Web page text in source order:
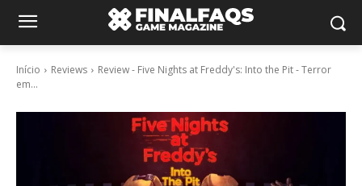
Início Reviews
Review - Five Nights at Freddy's: Into the Pit - Terror
em...